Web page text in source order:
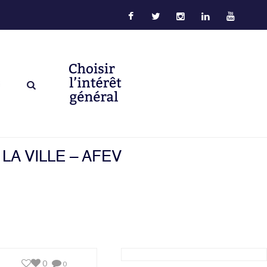
VILLE – AFEV
0
0